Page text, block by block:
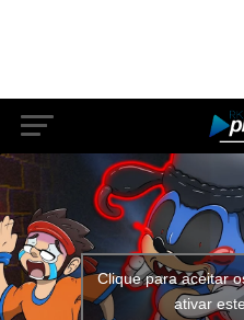
Clique para aceitar
ativar